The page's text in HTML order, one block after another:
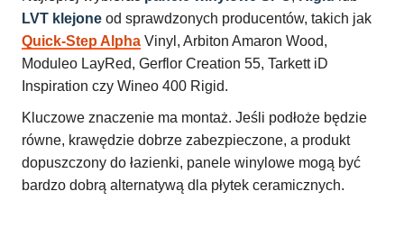
LVT klejone od sprawdzonych producentów, takich jak
Quick-Step Alpha Vinyl, Arbiton Amaron Wood,
Moduleo LayRed, Gerflor Creation 55, Tarkett iD
Inspiration czy Wineo 400 Rigid.
Kluczowe znaczenie ma montaż. Jeśli podłoże będzie
równe, krawędzie dobrze zabezpieczone, a produkt
dopuszczony do łazienki, panele winylowe mogą być
bardzo dobrą alternatywą dla płytek ceramicznych.